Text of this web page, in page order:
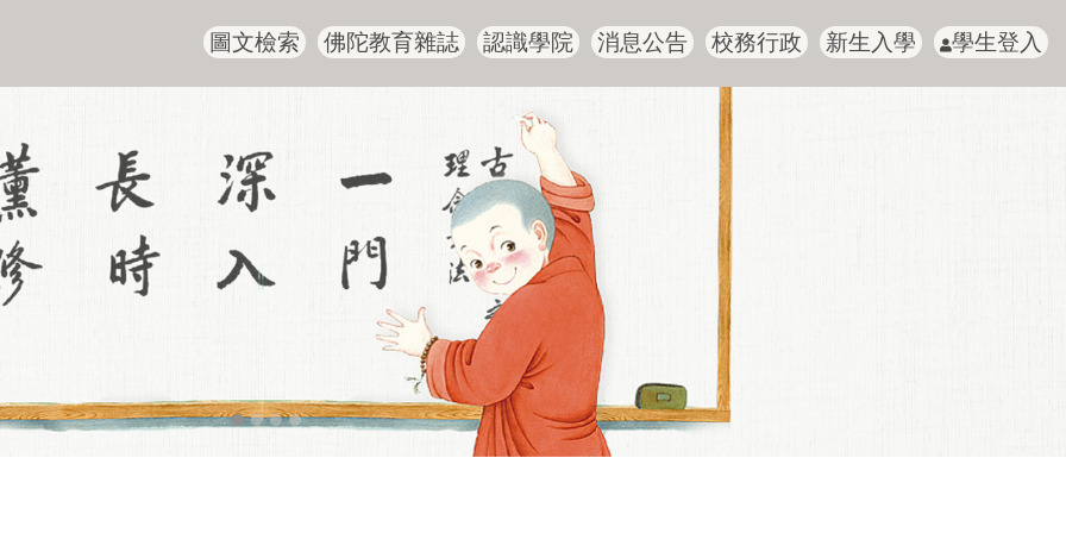
圖文檢索 佛陀教育雜誌 認識學院 消息公告 校務行政 新生入學 學生登入